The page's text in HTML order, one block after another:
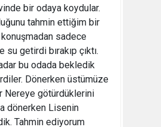
bir odaya koydular.
tahmin ettiğim bir
sadece
getirdi bırakıp çıktı.
bu odada bekledik
Dönerken üstümüze
Nereye götürdüklerini
dönerken Lisenin
Tahmin ediyorum